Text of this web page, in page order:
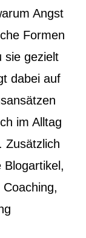
Angst
Formen
sie gezielt
dabei auf
im Alltag
Zusätzlich
Blogartikel,